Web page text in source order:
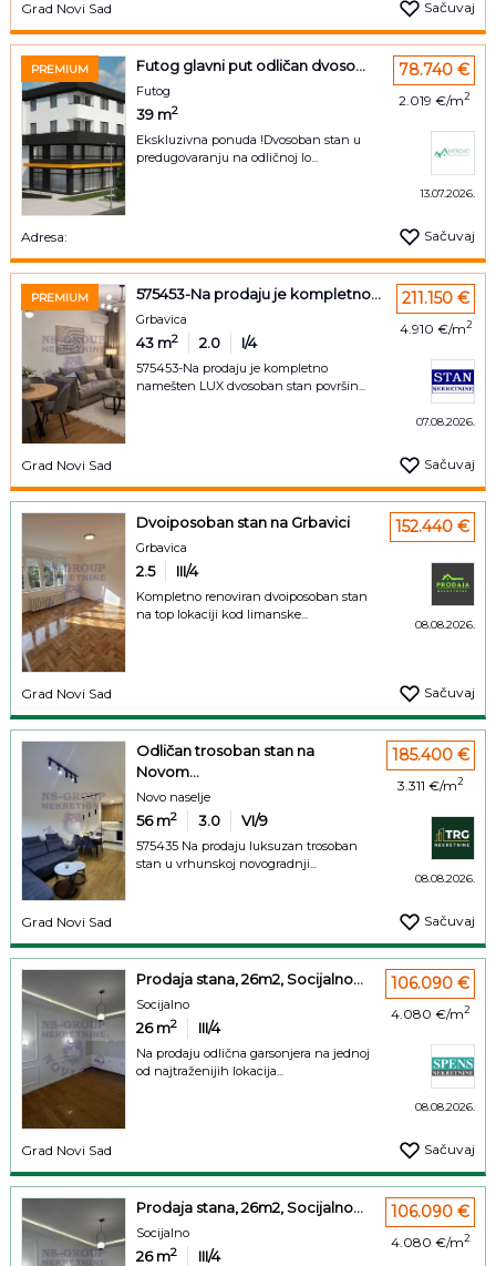
Grad Novi Sad Sačuvaj
PREMIUM Futog glavni put odličan dvoso...
Futog
39 m2
Ekskluzivna ponuda !Dvosoban stan u
predugovaranju na odličnoj lo...
78.740 €
2.019 €/m2
13.07.2026.
Adresa: Sačuvaj
PREMIUM 575453-Na prodaju je kompletno...
Grbavica
43 m2 2.0 I/4
575453-Na prodaju je kompletno
namešten LUX dvosoban stan površin...
211.150 €
4.910 €/m2
07.08.2026.
Grad Novi Sad Sačuvaj
Dvoiposoban stan na Grbavici
Grbavica
2.5 III/4
Kompletno renoviran dvoiposoban stan
na top lokaciji kod limanske...
152.440 €
08.08.2026.
Grad Novi Sad Sačuvaj
Odličan trosoban stan na
Novom...
Novo naselje
56m2 3.0 VI/9
575435 Na prodaju luksuzan trosoban
stan u vrhunskoj novogradnji...
185.400 €
3.311 €/m2
08.08.2026.
Grad Novi Sad Sačuvaj
Prodaja stana, 26m2, Socijalno...
Socijalno
26m2 III/4
Na prodaju odlična garsonjera na jednoj
od najtraženijih lokacija...
106.090 €
4.080 €/m2
08.08.2026.
Grad Novi Sad Sačuvaj
Prodaja stana, 26m2, Socijalno...
Socijalno
26m2 III/4
106.090 €
4.080 €/m2